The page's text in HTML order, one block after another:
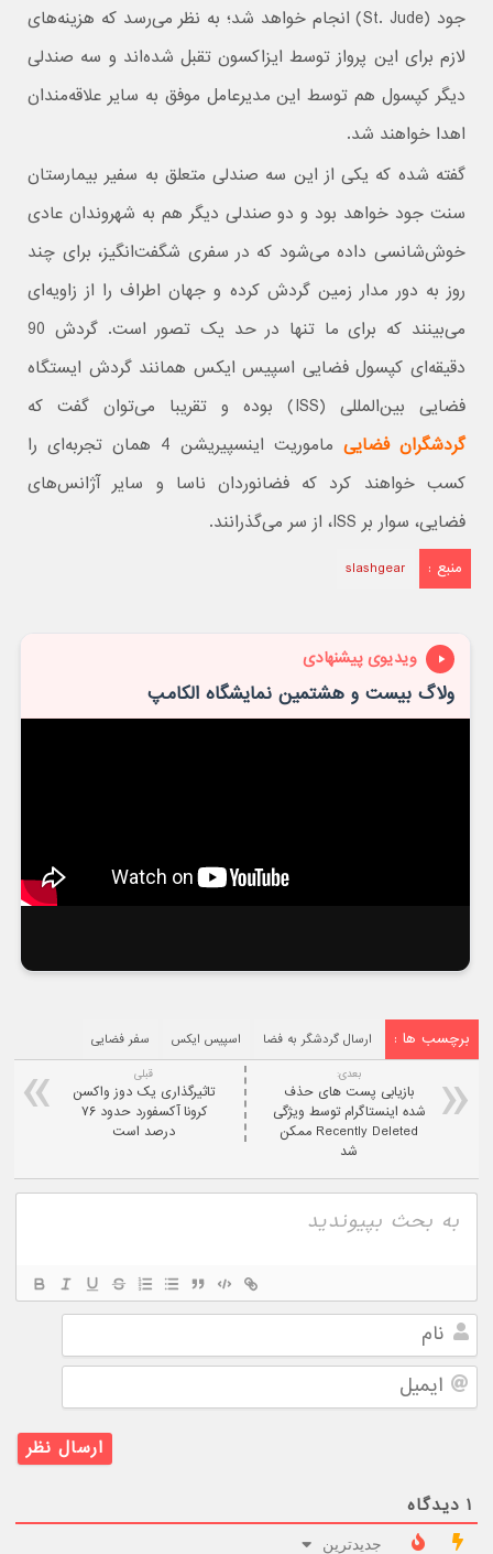
جود (St. Jude) انجام خواهد شد؛ به نظر می‌رسد که هزینه‌های
لازم برای این پرواز توسط ایزاکسون تقبل شده‌اند و سه صندلی
دیگر کپسول هم توسط این مدیرعامل موفق به سایر علاقه‌مندان
اهدا خواهند شد.
گفته شده که یکی از این سه صندلی متعلق به سفیر بیمارستان
سنت جود خواهد بود و دو صندلی دیگر هم به شهروندان عادی
خوش‌شانسی داده می‌شود که در سفری شگفت‌انگیز، برای چند
روز به دور مدار زمین گردش کرده و جهان اطراف را از زاویه‌ای
می‌بینند که برای ما تنها در حد یک تصور است. گردش 90
دقیقه‌ای کپسول فضایی اسپیس ایکس همانند گردش ایستگاه
فضایی بین‌المللی (ISS) بوده و تقریبا می‌توان گفت که
گردشگران فضایی
ماموریت اینسپیریشن 4 همان تجربه‌ای را
کسب خواهند کرد که فضانوردان ناسا و سایر آژانس‌های
فضایی، سوار بر ISS، از سر می‌گذرانند.
منبع : slashgear
ویدیوی پیشنهادی
ولاگ بیست و هشتمین نمایشگاه الکامپ
برچسب ها : ارسال گردشگر به فضا اسپیس ایکس سفر فضایی
قبلی
تاثیرگذاری یک دوز واکسن
کرونا آکسفورد حدود ۷۶
درصد است
بعدی:
بازیابی پست های حذف
شده اینستاگرام توسط ویژگی
Recently Deleted ممکن
شد
نام
ایمیل
۱ دیدگاه
جدیدترین